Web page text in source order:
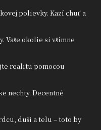
polievky. Kazí chuť a
Vaše okolie si všimne
realitu pomocou
nechty. Decentné
duši a telu – toto by